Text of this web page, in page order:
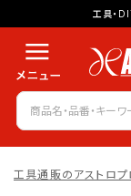
工具・
工具通販のアストロプ